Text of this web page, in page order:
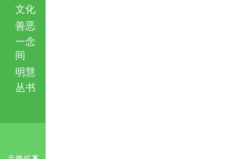
文化
善恶
一念
间
明慧
丛书